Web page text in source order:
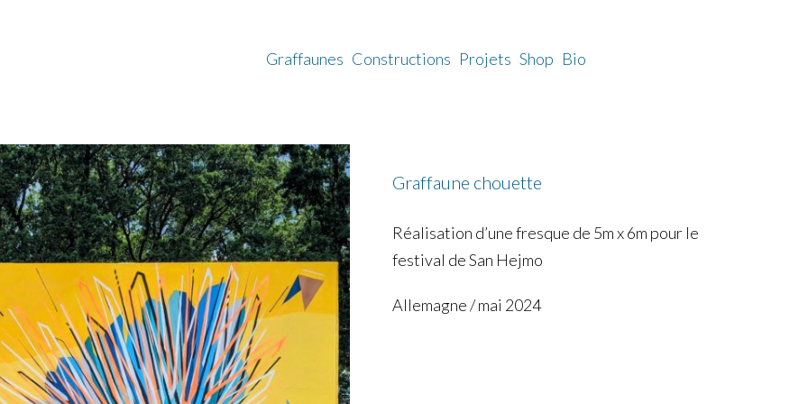
Graffaunes Constructions Projets Shop Bio
Graffaune chouette
Réalisation d’une fresque de 5m x 6m pour le
festival de San Hejmo
Allemagne / mai 2024